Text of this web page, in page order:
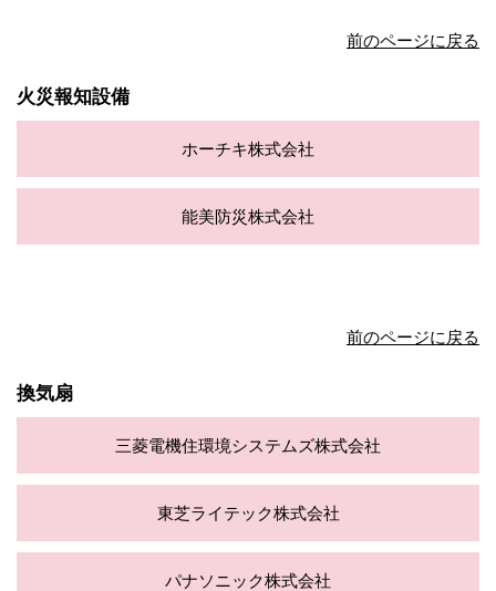
前のページに戻る
火災報知設備
ホーチキ株式会社
能美防災株式会社
前のページに戻る
換気扇
三菱電機住環境システムズ株式会社
東芝ライテック株式会社
パナソニック株式会社